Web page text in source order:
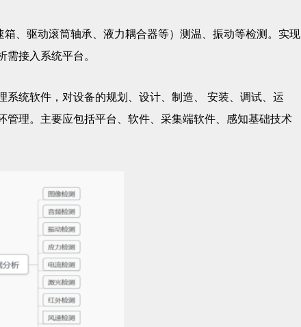
、驱动滚筒轴承、液力耦合器等）测温、振动等检测。实现
接入系统平台。
统软件，对设备的规划、设计、制造、 安装、调试、运
理。主要应包括平台、软件、采集端软件、感知基础技术